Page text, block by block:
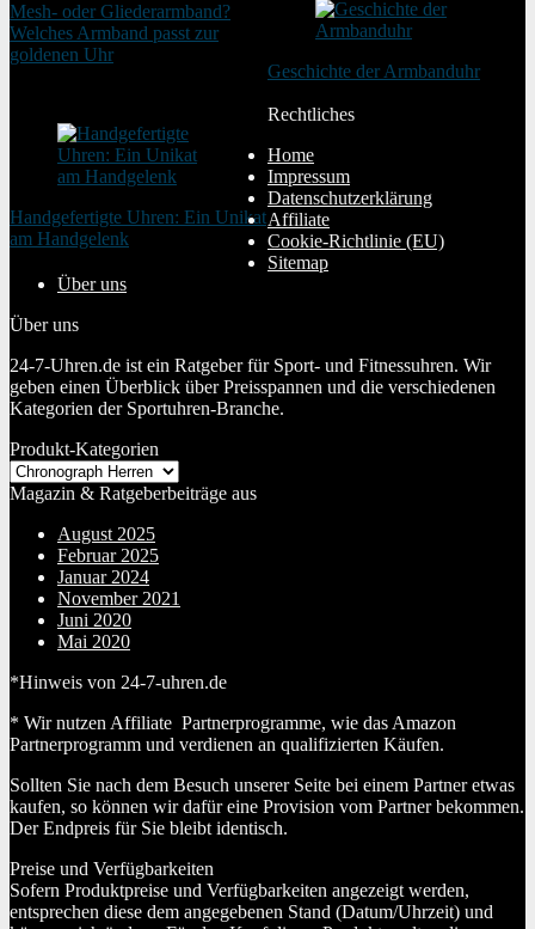
Mesh- oder Gliederarmband?
Welches Armband passt zur
goldenen Uhr
Geschichte der Armbanduhr
Handgefertigte Uhren: Ein Unikat
am Handgelenk
Rechtliches
Home
Impressum
Datenschutzerklärung
Affiliate
Cookie-Richtlinie (EU)
Sitemap
Über uns
Über uns
24-7-Uhren.de ist ein Ratgeber für Sport- und Fitnessuhren. Wir
geben einen Überblick über Preisspannen und die verschiedenen
Kategorien der Sportuhren-Branche.
Produkt-Kategorien
Magazin & Ratgeberbeiträge aus
August 2025
Februar 2025
Januar 2024
November 2021
Juni 2020
Mai 2020
*Hinweis von 24-7-uhren.de
* Wir nutzen Affiliate Partnerprogramme, wie das Amazon
Partnerprogramm und verdienen an qualifizierten Käufen.
Sollten Sie nach dem Besuch unserer Seite bei einem Partner etwas
kaufen, so können wir dafür eine Provision vom Partner bekommen.
Der Endpreis für Sie bleibt identisch.
Preise und Verfügbarkeiten
Sofern Produktpreise und Verfügbarkeiten angezeigt werden,
entsprechen diese dem angegebenen Stand (Datum/Uhrzeit) und